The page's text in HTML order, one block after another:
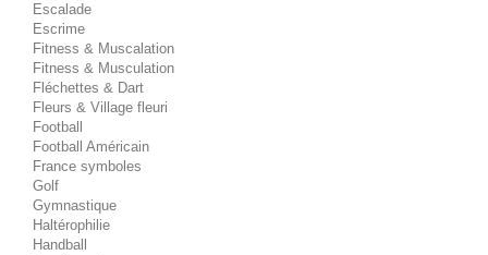
Escalade
Escrime
Fitness & Muscalation
Fitness & Musculation
Fléchettes & Dart
Fleurs & Village fleuri
Football
Football Américain
France symboles
Golf
Gymnastique
Haltérophilie
Handball